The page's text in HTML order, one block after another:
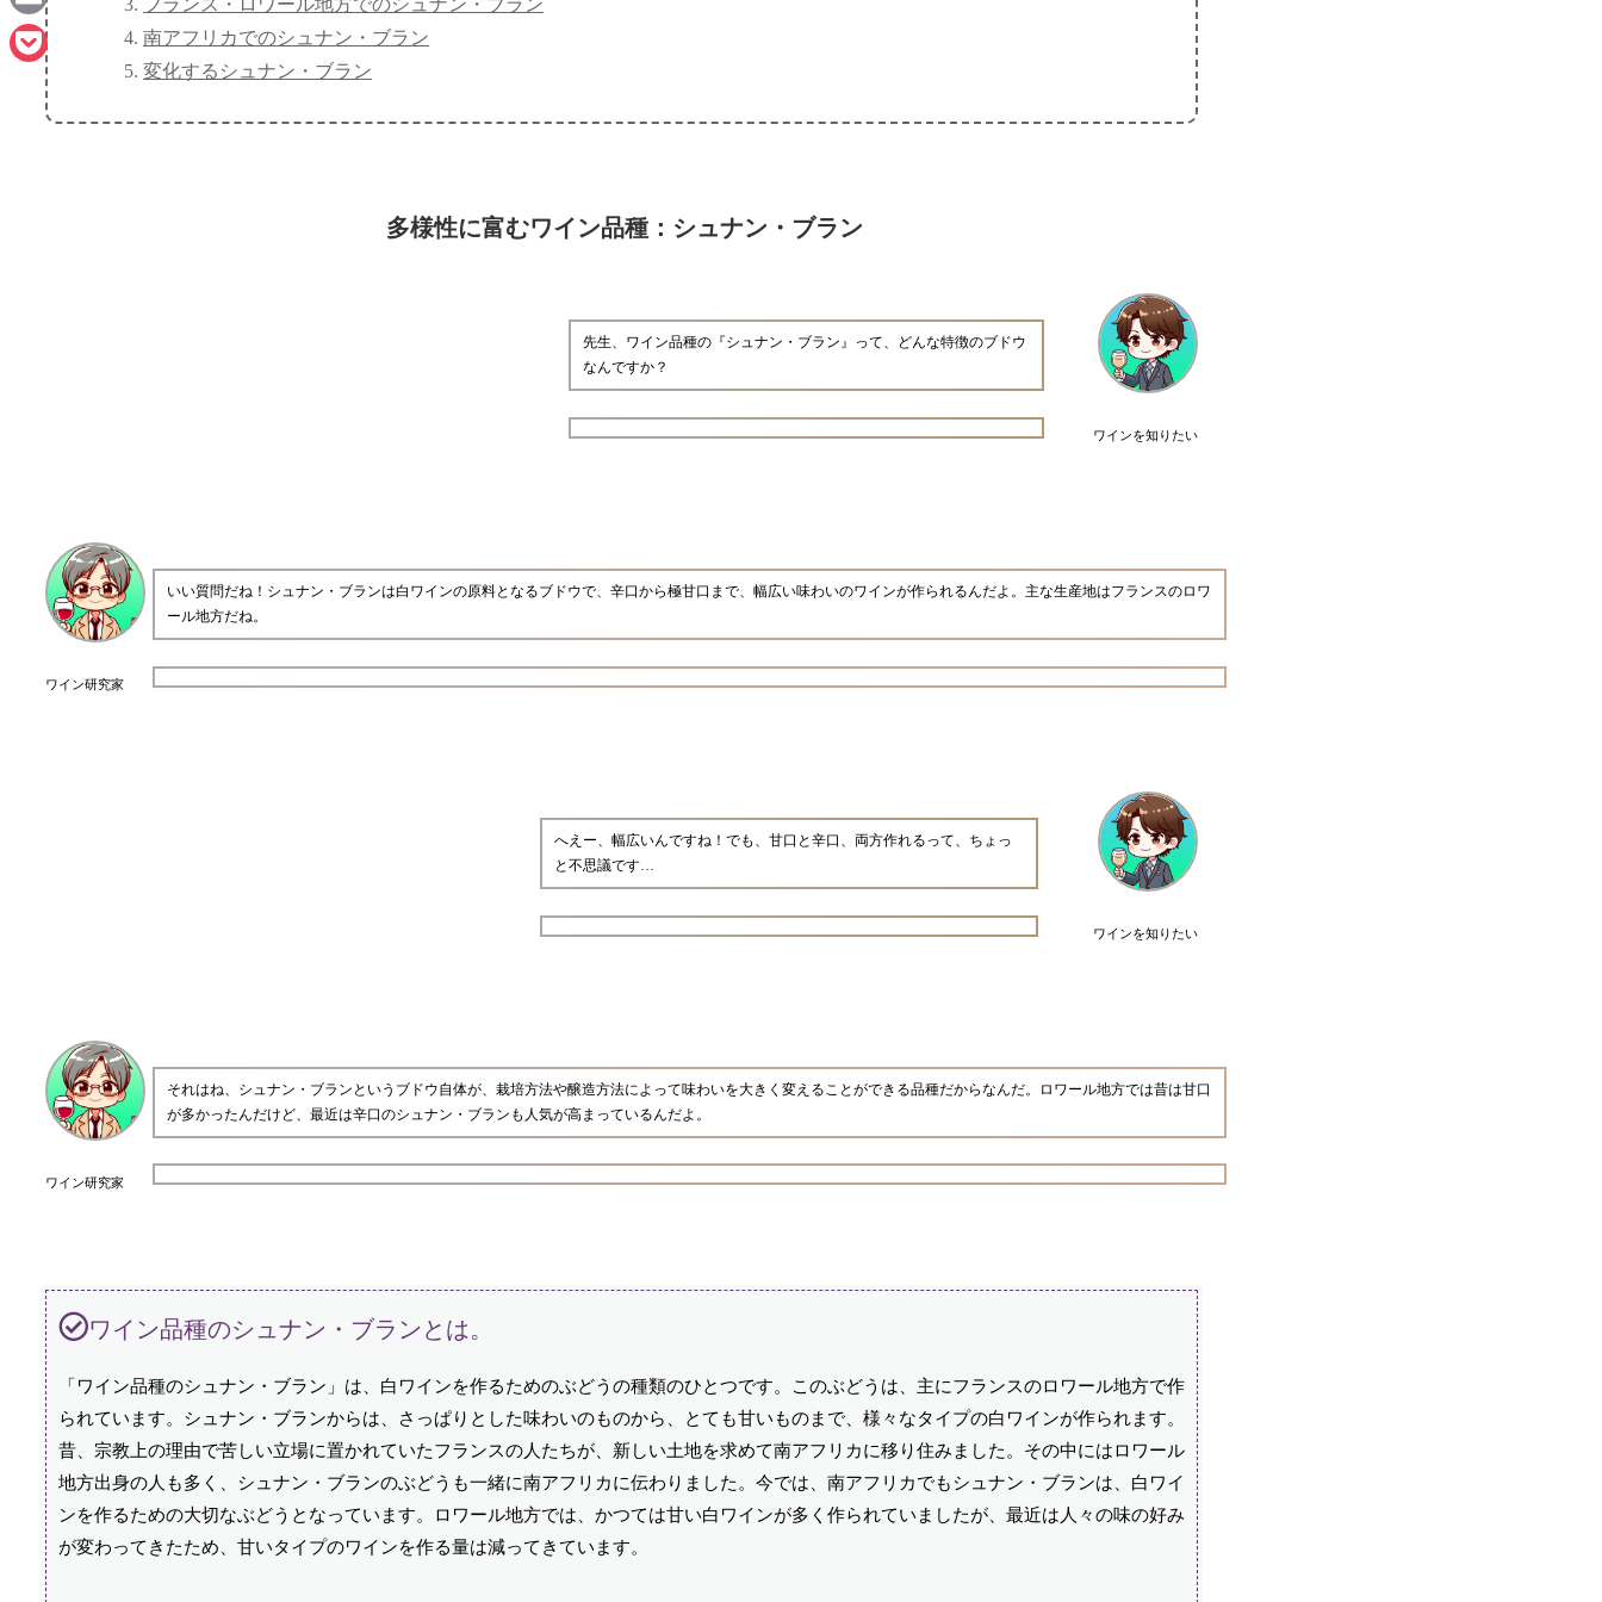
南アフリカでのシュナン・ブラン
変化するシュナン・ブラン
多様性に富むワイン品種：シュナン・ブラン
ワインを知りたい
先生、ワイン品種の『シュナン・ブラン』って、どんな特徴のブドウ
なんですか？
ワイン研究家
いい質問だね！シュナン・ブランは白ワインの原料となるブドウで、辛口から極甘口まで、幅広い味わいのワインが作られるんだよ。主な生産地はフランスのロワ
ール地方だね。
ワインを知りたい
へえー、幅広いんですね！でも、甘口と辛口、両方作れるって、ちょっ
と不思議です…
ワイン研究家
それはね、シュナン・ブランというブドウ自体が、栽培方法や醸造方法によって味わいを大きく変えることができる品種だからなんだ。ロワール地方では昔は甘口
が多かったんだけど、最近は辛口のシュナン・ブランも人気が高まっているんだよ。
ワイン品種のシュナン・ブランとは。
「ワイン品種のシュナン・ブラン」は、白ワインを作るためのぶどうの種類のひとつです。このぶどうは、主にフランスのロワール地方で作
られています。シュナン・ブランからは、さっぱりとした味わいのものから、とても甘いものまで、様々なタイプの白ワインが作られます。
昔、宗教上の理由で苦しい立場に置かれていたフランスの人たちが、新しい土地を求めて南アフリカに移り住みました。その中にはロワール
地方出身の人も多く、シュナン・ブランのぶどうも一緒に南アフリカに伝わりました。今では、南アフリカでもシュナン・ブランは、白ワイ
ンを作るための大切なぶどうとなっています。ロワール地方では、かつては甘い白ワインが多く作られていましたが、最近は人々の味の好み
が変わってきたため、甘いタイプのワインを作る量は減ってきています。
Email
Pocket